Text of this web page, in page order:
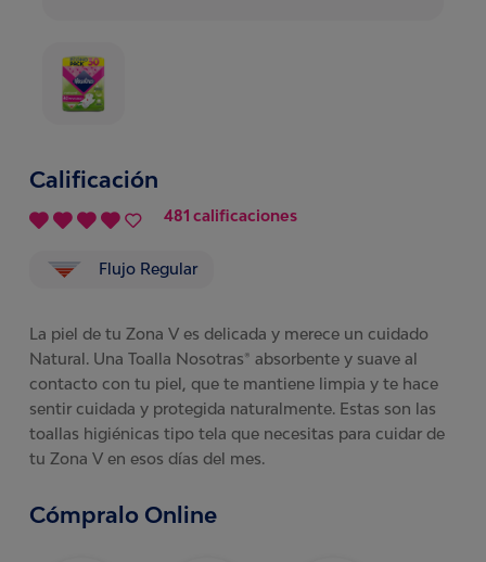
Calificación
481 calificaciones
Flujo Regular
La piel de tu Zona V es delicada y merece un cuidado
Natural. Una Toalla Nosotras® absorbente y suave al
contacto con tu piel, que te mantiene limpia y te hace
sentir cuidada y protegida naturalmente. Estas son las
toallas higiénicas tipo tela que necesitas para cuidar de
tu Zona V en esos días del mes.
Cómpralo Online